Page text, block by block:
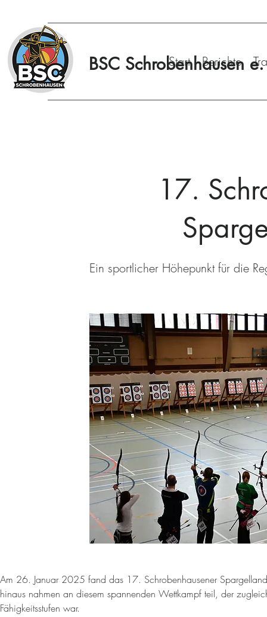
BSC Schrobenhausen
Start Berichte
17.
Ein sportlicher Höhepunkt für die
Am 26. Januar 2025 fand das 17. Schrobenhausener
hinaus nahmen an diesem spannenden Wettkampf teil, der
Fähigkeitsstufen war.